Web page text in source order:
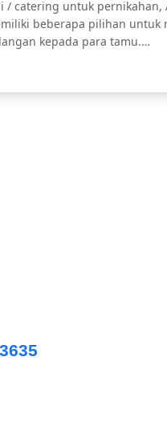
/ catering untuk pernikahan,
beberapa pilihan untuk
kepada para tamu.…